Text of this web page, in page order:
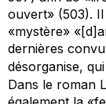
ouvert» (503).
«mystère»
dernières
désorganise,
Dans le roman